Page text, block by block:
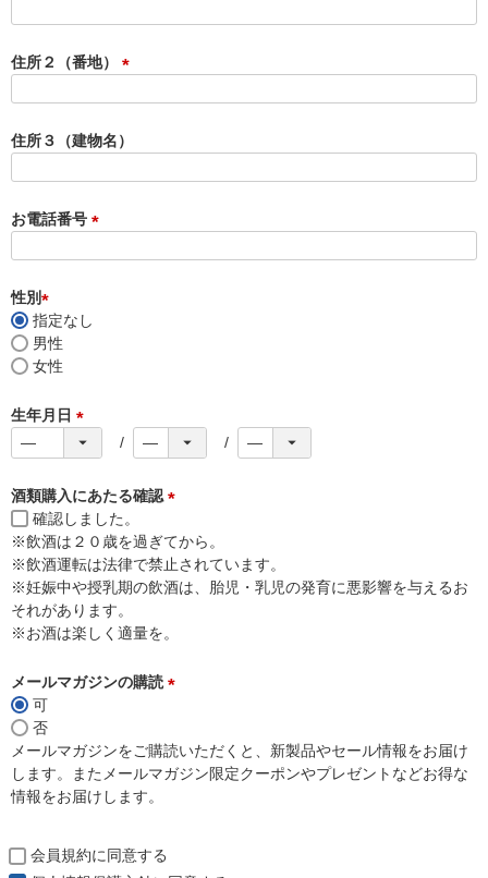
)
住所２（番地）
須
)
住所３（建物名）
お電話番号
性別
(
必
須
指定なし
男性
女性
生年月日
(
須
酒類購入にあたる確認
必
須
)
確認しました。
※飲酒は２０歳を過ぎてから。
※飲酒運転は法律で禁止されています。
※妊娠中や授乳期の飲酒は、胎児・乳児の発育に悪影響を与えるお
それがあります。
※お酒は楽しく適量を。
メールマガジンの購読
須
)
可
否
メールマガジンをご購読いただくと、新製品やセール情報をお届け
します。またメールマガジン限定クーポンやプレゼントなどお得な
情報をお届けします。
会員規約に同意する